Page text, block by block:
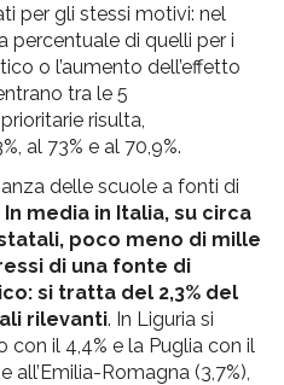
per gli stessi motivi: nel
percentuale di quelli per i
o l’aumento dell’effetto
tra le 5
risulta,
al 73% e al 70,9%.
delle scuole a fonti di
In media in Italia, su circa
poco meno di mille
di una fonte di
si tratta del 2,3% del
rilevanti. In Liguria si
con il 4,4% e la Puglia con il
all’Emilia-Romagna (3,7%),